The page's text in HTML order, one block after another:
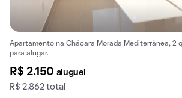
Apartamento na Chácara Morada Mediterrânea, 2
para alugar.
R$ 2.150 aluguel
R$ 2.862 total